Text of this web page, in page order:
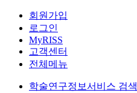
회원가입
로그인
MyRISS
고객센터
전체메뉴
학술연구정보서비스 검색